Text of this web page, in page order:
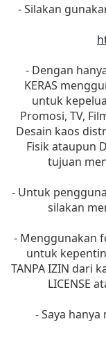
- Silakan
- Dengan
KERAS
untuk
Promosi, TV,
Desain kaos
Fisik ataupun
tujuan
- Untuk
silakan
- Menggunakan
untuk
TANPA IZIN dari
LICENSE
- Saya